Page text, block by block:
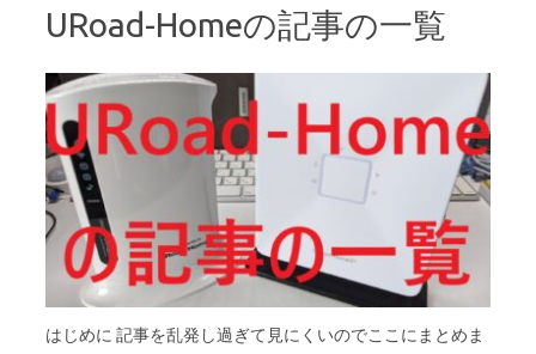
URoad-Homeの記事の一覧
はじめに 記事を乱発し過ぎて見にくいのでここにまとめま